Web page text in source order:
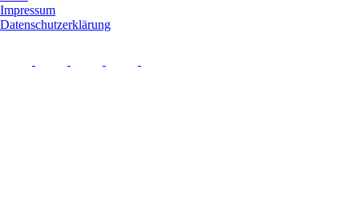
Impressum
Datenschutzerklärung